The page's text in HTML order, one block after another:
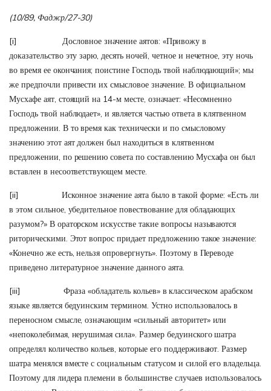
(10/89, Фаджр/27-30)
[i]
Дословное значение аятов: «Привожу в
доказательство эту зарю, десять ночей, четное и нечетное, эту ночь
во время ее окончания; поистине Господь твой наблюдающий»; мы
же предпочли привести их смысловое значение. В официальном
Мусхафе аят, стоящий на 14-м месте, означает: «Несомненно
Господь твой наблюдает», и является частью ответа в клятвенном
предложении. В то время как технически и по смысловому
значению этот аят должен был находиться в клятвенном
предложении, по решению совета по составлению Мусхафа он был
вставлен в несоответствующем месте.
[ii]
Исконное значение аята было в такой форме: «Есть ли
в этом сильное, убедительное повествование для обладающих
разумом?» В ораторском искусстве такие вопросы называются
риторическими. Этот вопрос придает предложению такое значение:
«Конечно же есть, нельзя опровергнуть». Поэтому в Переводе
приведено литературное значение данного аята.
[iii]
Фраза «обладатель кольев» в классическом арабском
языке является бедуинским термином. Устно использовалось в
переносном смысле, означающим «сильный авторитет» или
«непоколебимая, нерушимая сила». Размер бедуинского шатра
определял количество кольев, которые его поддерживают. Размер
шатра менялся вместе с социальным статусом и силой его владельца.
Поэтому для лидера племени в большинстве случаев использовалось